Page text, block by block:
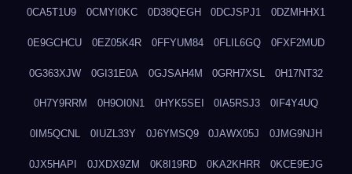
0CA5T1U9 0CMYI0KC 0D38QEGH 0DCJSPJ1 0DZMHHX1
0E9GCHCU 0EZ05K4R 0FFYUM84 0FLIL6GQ 0FXF2MUD
0G363XJW 0GI31E0A 0GJSAH4M 0GRH7XSL 0H17NT32
0H7Y9RRM 0H9OI0N1 0HYK5SEI 0IA5RSJ3 0IF4Y4UQ
0IM5QCNL 0IUZL33Y 0J6YMSQ9 0JAWX05J 0JMG9NJH
0JX5HAPI 0JXDX9ZM 0K8I19RD 0KA2KHRR 0KCE9EJG